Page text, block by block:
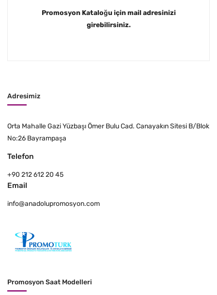
Promosyon Kataloğu için mail adresinizi
girebilirsiniz.
Adresimiz
Orta Mahalle Gazi Yüzbaşı Ömer Bulu Cad. Canayakın Sitesi B/Blok
No:26 Bayrampaşa
Telefon
+90 212 612 20 45
Email
info@anadolupromosyon.com
Promosyon Saat Modelleri